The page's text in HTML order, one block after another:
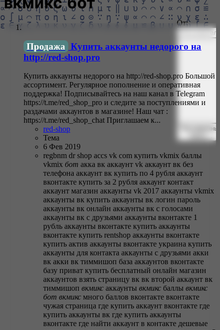
От:
Продажа Купить аккаунты недорого на
http://red-shop.pro
Купить аккаунты недорого на http://red-shop.pro Большой
ассортимент. Регулярное пополнение и оперативная
поддержка! Подписывайтесь на наш канал в Telegram
https://t.me/red_shop_pro и следите за поступлениями и
раздачами аккаунтов в магазине! Наш чат :
https://t.me/red_shop_chat Приглашаем к...
red-shop
Тема
6 Фев 2019
regbnm dr shop accs vk com купить vkmix баллы
vkmix бот акка вк аккаунт vk аккаунт вк без
телефона аккаунт вк купить по 4 рубля аккаунт
вконтакте купить за 2 рубля аккаунт контакт
аккаунт магазин аккаунты vk 2017 аккаунты vkmix
аккаунты вк купить аккаунты вк логин пароль
аккаунты вк онлайн аккаунты вк с голосами
аккаунты вк с друзьями аккаунты вконтакте 1
рубль аккаунты вконтакте купить аккаунты
вконтакте купить rentshop аккаунты вконтакте
купить актив аккаунты вконтакте украина купить
аккаунты для контакта аккаунты с друзьями акки
вк акки вк тиммишоп база аккаунтов вконтакте
базу приват купить бесплатный онлайн магазин
аккаунтов взять страницу вк вк второй аккаунт вк
тиммишоп вкмикс аккаунты вкмикс баллы вкмикс
бот вкмикс много баллов вконтакте вконтакте
чужая страница где купить аккаунт вконтакте где
купить аккаунты вк где купить аккаунты
вконтакте где найти аккаунт в контакте дешевые